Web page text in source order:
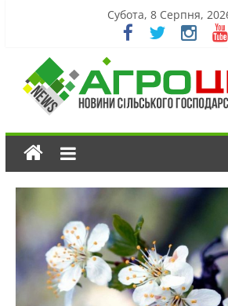
Субота, 8 Серпня,